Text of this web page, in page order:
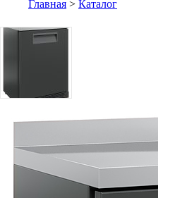
Главная > Каталог